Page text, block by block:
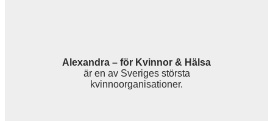
Alexandra – för Kvinnor & Hälsa
är en av Sveriges största
kvinnoorganisationer.